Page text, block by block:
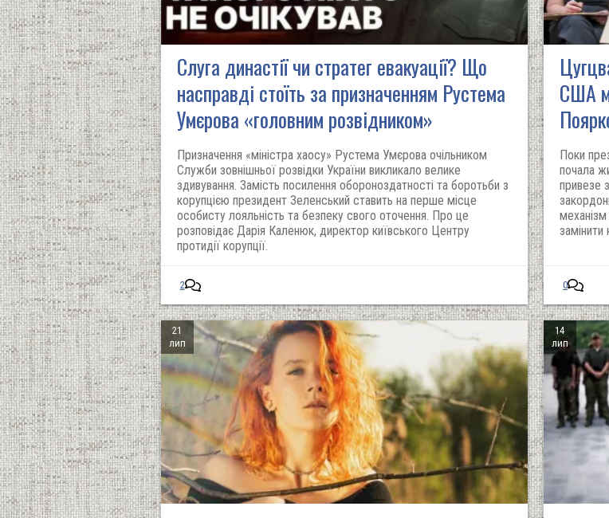
Слуга династії чи стратег евакуації? Що
насправді стоїть за призначенням Рустема
Умєрова «головним розвідником»
Призначення «міністра хаосу» Рустема Умєрова очільником
Служби зовнішньої розвідки України викликало велике
здивування. Замість посилення обороноздатності та боротьби з
корупцією президент Зеленський ставить на перше місце
особисту лояльність та безпеку свого оточення. Про це
розповідає Дарія Каленюк, директор київського Центру
протидії корупції. ‬
2
США
Поки
почала
привезе
замінити
0
21
лип
14
лип